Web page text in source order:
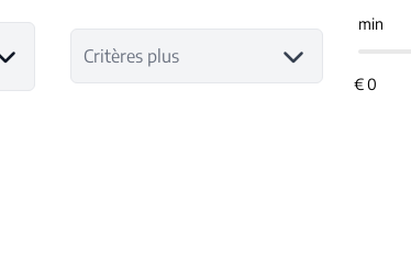
Critères plus
min